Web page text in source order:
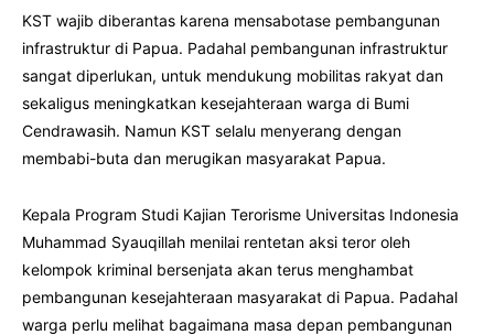
KST wajib diberantas karena mensabotase pembangunan
infrastruktur di Papua. Padahal pembangunan infrastruktur
sangat diperlukan, untuk mendukung mobilitas rakyat dan
sekaligus meningkatkan kesejahteraan warga di Bumi
Cendrawasih. Namun KST selalu menyerang dengan
membabi-buta dan merugikan masyarakat Papua.
Kepala Program Studi Kajian Terorisme Universitas Indonesia
Muhammad Syauqillah menilai rentetan aksi teror oleh
kelompok kriminal bersenjata akan terus menghambat
pembangunan kesejahteraan masyarakat di Papua. Padahal
warga perlu melihat bagaimana masa depan pembangunan